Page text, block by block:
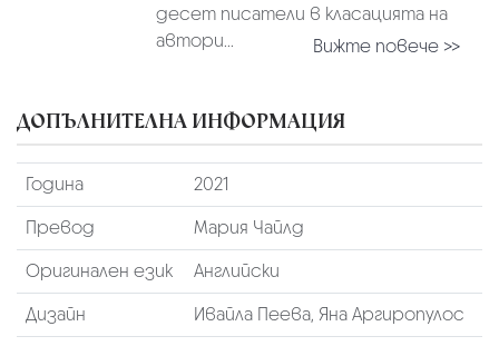
десет писатели в класацията на
автори...
Вижте повече >>
ДОПЪЛНИТЕЛНА ИНФОРМАЦИЯ
Година
2021
Превод
Мария Чайлд
Оригинален език
Английски
Дизайн
Ивайла Пеева, Яна Аргиропулос